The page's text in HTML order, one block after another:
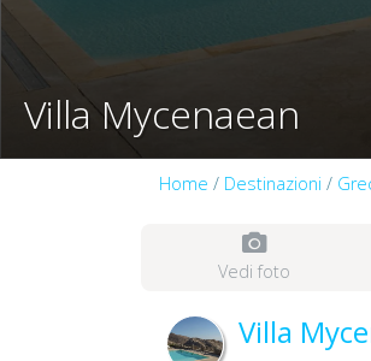
Villa Mycenaean
Home / Destinazioni /
Vedi foto
Villa